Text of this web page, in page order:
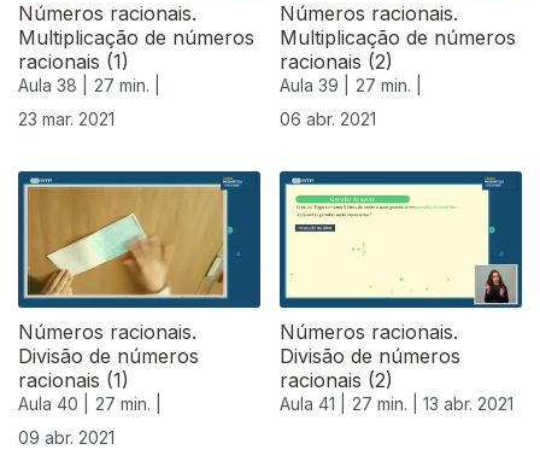
Números racionais.
Multiplicação de números
racionais (1)
Aula 38 |
27 min. |
23 mar. 2021
Números racionais.
Multiplicação de números
racionais (2)
Aula 39 |
27 min. |
06 abr. 2021
Números racionais.
Divisão de números
racionais (1)
Aula 40 |
27 min. |
09 abr. 2021
Números racionais.
Divisão de números
racionais (2)
Aula 41 | 27 min. | 13 abr. 2021